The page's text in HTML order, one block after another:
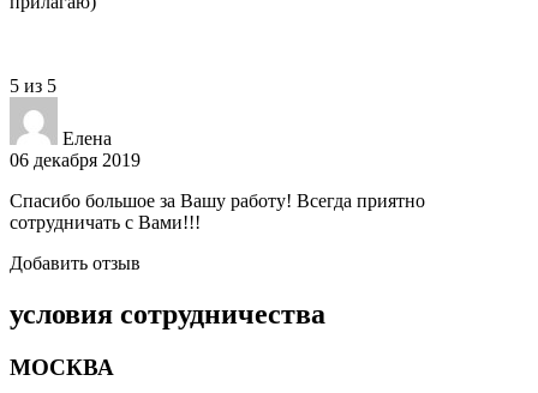
5 из 5
Елена
06 декабря 2019
Спасибо большое за Вашу работу! Всегда приятно
сотрудничать с Вами!!!
Добавить отзыв
условия сотрудничества
МОСКВА